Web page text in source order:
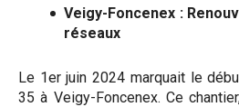
Veigy-Foncenex :
réseaux
Le 1er juin 2024 marquait le
35 à Veigy-Foncenex. Ce